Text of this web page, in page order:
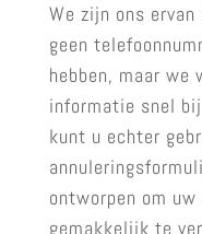
We zijn ons
geen
hebben, maar we
informatie snel
kunt u echter
ontworpen om
gemakkelijk te